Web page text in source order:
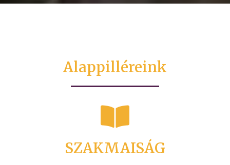
Alappilléreink
SZAKMAISÁG